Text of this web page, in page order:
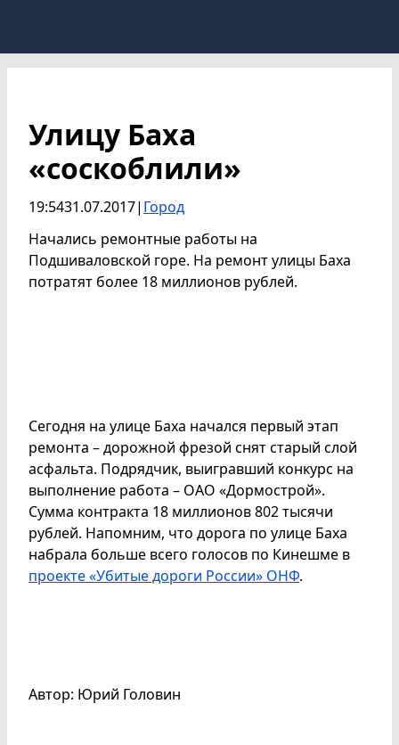
Улицу Баха
«соскоблили»
19:5431.07.2017| Город
Начались ремонтные работы на
Подшиваловской горе. На ремонт улицы Баха
потратят более 18 миллионов рублей.
Сегодня на улице Баха начался первый этап
ремонта – дорожной фрезой снят старый слой
асфальта. Подрядчик, выигравший конкурс на
выполнение работа – ОАО «Дормострой».
Сумма контракта 18 миллионов 802 тысячи
рублей. Напомним, что дорога по улице Баха
набрала больше всего голосов по Кинешме в
проекте «Убитые дороги России» ОНФ.
Автор: Юрий Головин